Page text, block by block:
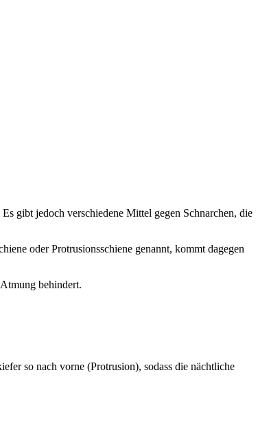
gibt jedoch verschiedene Mittel gegen Schnarchen, die
oder Protrusionsschiene genannt, kommt dagegen
behindert.
so nach vorne (Protrusion), sodass die nächtliche